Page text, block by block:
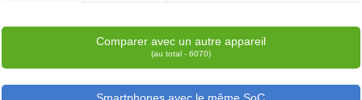
Comparer avec un autre appareil
(au total - 6070)